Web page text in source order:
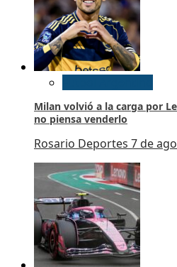
Milan volvió a la carga por
no piensa venderlo
Rosario Deportes 7 de